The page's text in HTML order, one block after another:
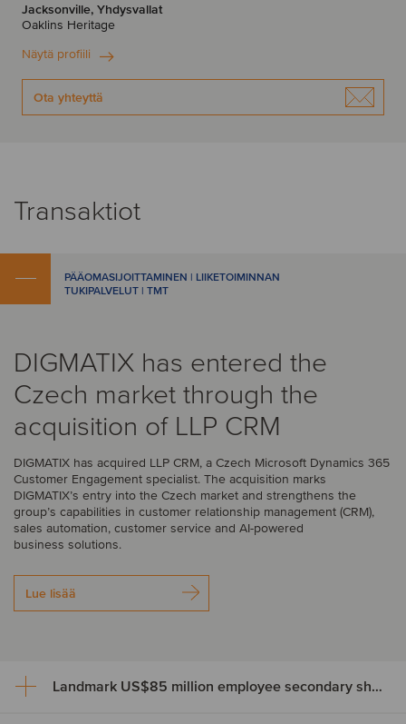
Jacksonville, Yhdysvallat
Oaklins Heritage
Näytä profiili
Ota yhteyttä
Transaktiot
PÄÄOMASIJOITTAMINEN | LIIKETOIMINNAN
TUKIPALVELUT | TMT
DIGMATIX has entered the
Czech market through the
acquisition of LLP CRM
DIGMATIX has acquired LLP CRM, a Czech Microsoft Dynamics 365
Customer Engagement specialist. The acquisition marks
DIGMATIX’s entry into the Czech market and strengthens the
group’s capabilities in customer relationship management (CRM),
sales automation, customer service and AI-powered
business solutions.
Lue lisää
Landmark US$85 million employee secondary share transaction for Wayve